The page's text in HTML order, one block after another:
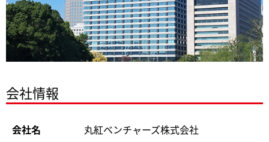
会社情報
会社名 丸紅ベンチャーズ株式会社